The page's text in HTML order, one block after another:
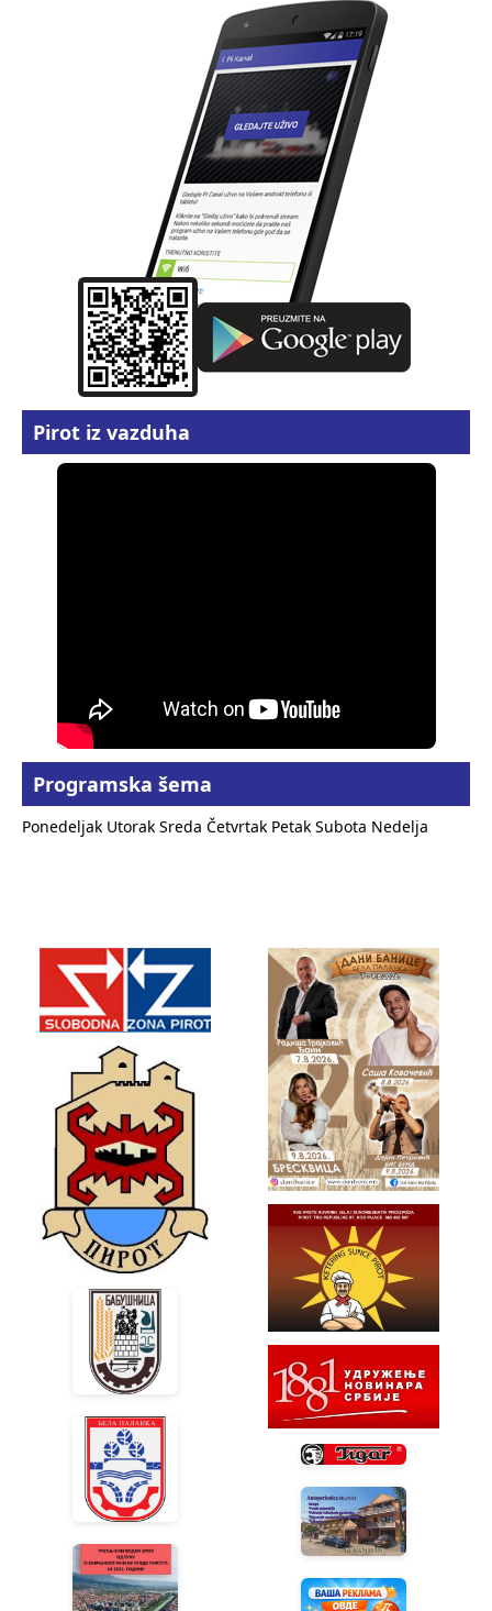
Pirot iz vazduha
Programska šema
Ponedeljak Utorak Sreda Četvrtak Petak Subota Nedelja